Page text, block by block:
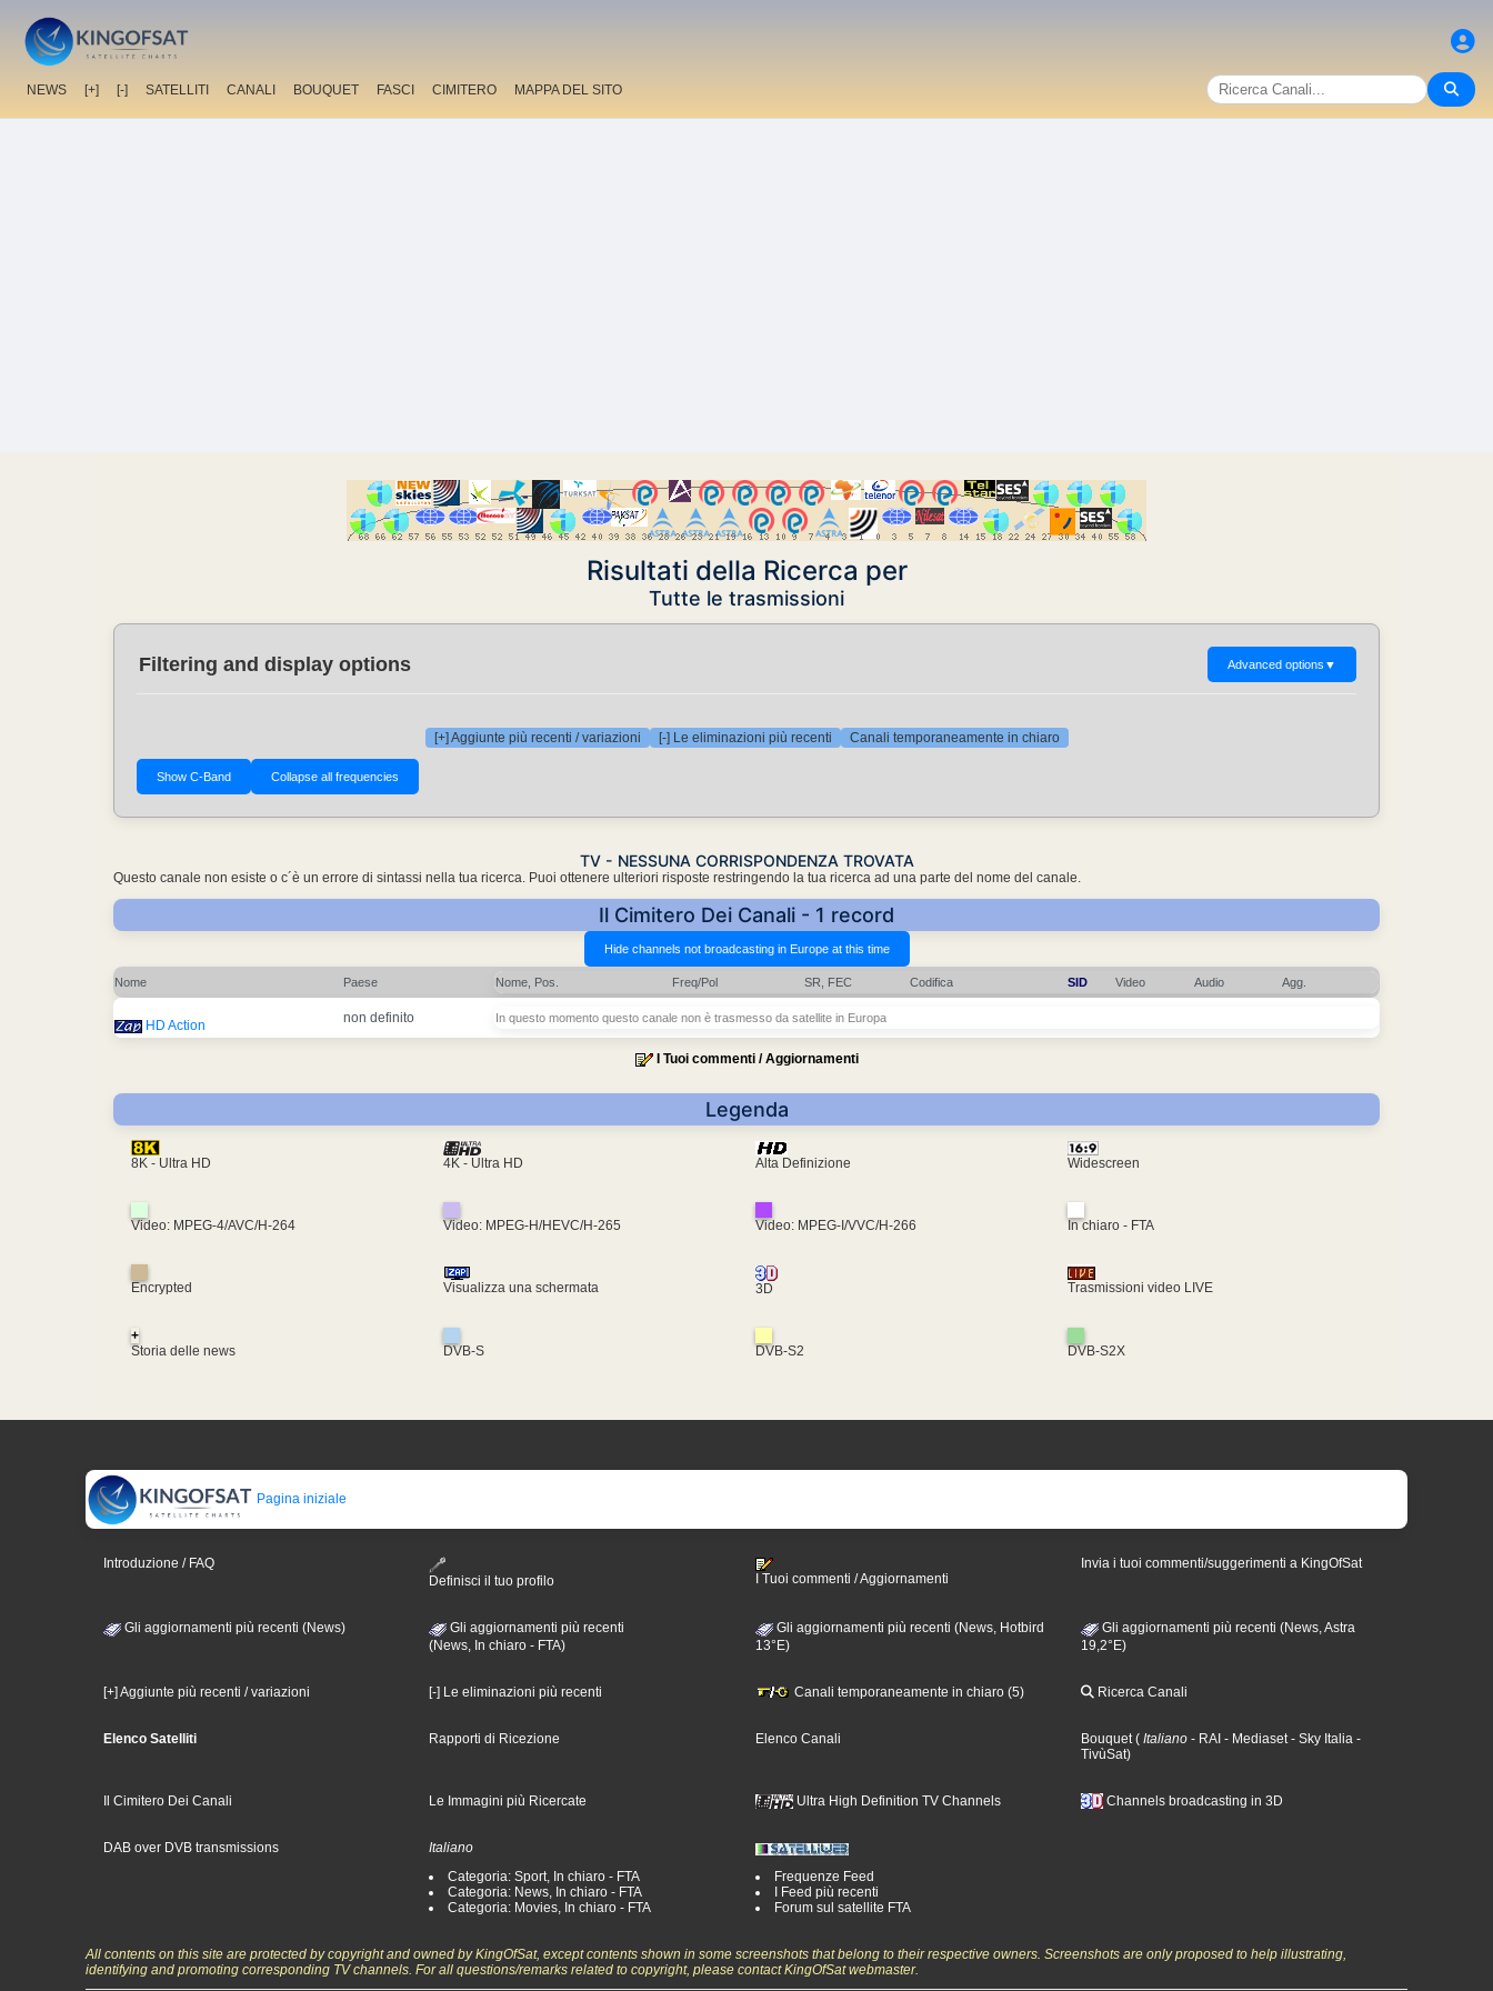
NEWS [+] [-] SATELLITI CANALI BOUQUET FASCI CIMITERO MAPPA DEL SITO
Risultati della Ricerca per
Tutte le trasmissioni
Filtering and display options Advanced options ▼
[+] Aggiunte più recenti / variazioni [-] Le eliminazioni più recenti Canali temporaneamente in chiaro
TV - NESSUNA CORRISPONDENZA TROVATA
Questo canale non esiste o c´è un errore di sintassi nella tua ricerca. Puoi ottenere ulteriori risposte restringendo la tua ricerca ad una parte del nome del canale.
Il Cimitero Dei Canali - 1 record
Nome Paese Nome, Pos. Freq/Pol SR, FEC Codifica SID Video Audio Agg.
HD Action non definito In questo momento questo canale non è trasmesso da satellite in Europa
I Tuoi commenti / Aggiornamenti
Legenda
8K - Ultra HD 4K - Ultra HD Alta Definizione Widescreen
Video: MPEG-4/AVC/H-264 Video: MPEG-H/HEVC/H-265 Video: MPEG-I/VVC/H-266 In chiaro - FTA
Encrypted Visualizza una schermata 3D Trasmissioni video LIVE
+
Storia delle news
DVB-S DVB-S2 DVB-S2X
Pagina iniziale
Introduzione / FAQ
Definisci il tuo profilo
I Tuoi commenti / Aggiornamenti
Invia i tuoi commenti/suggerimenti a KingOfSat
Gli aggiornamenti più recenti (News)
Gli aggiornamenti più recenti
(News, In chiaro - FTA)
Gli aggiornamenti più recenti (News, Hotbird
13°E)
Gli aggiornamenti più recenti (News, Astra
19,2°E)
[+] Aggiunte più recenti / variazioni [-] Le eliminazioni più recenti Canali temporaneamente in chiaro (5) Ricerca Canali
Elenco Satelliti Rapporti di Ricezione Elenco Canali Bouquet ( Italiano - RAI - Mediaset - Sky Italia -
TivùSat)
Il Cimitero Dei Canali Le Immagini più Ricercate Ultra High Definition TV Channels Channels broadcasting in 3D
DAB over DVB transmissions
Italiano
Categoria: Sport, In chiaro - FTA
Categoria: News, In chiaro - FTA
Categoria: Movies, In chiaro - FTA
Frequenze Feed
I Feed più recenti
Forum sul satellite FTA
All contents on this site are protected by copyright and owned by KingOfSat, except contents shown in some screenshots that belong to their respective owners. Screenshots are only proposed to help illustrating,
identifying and promoting corresponding TV channels. For all questions/remarks related to copyright, please contact KingOfSat webmaster.